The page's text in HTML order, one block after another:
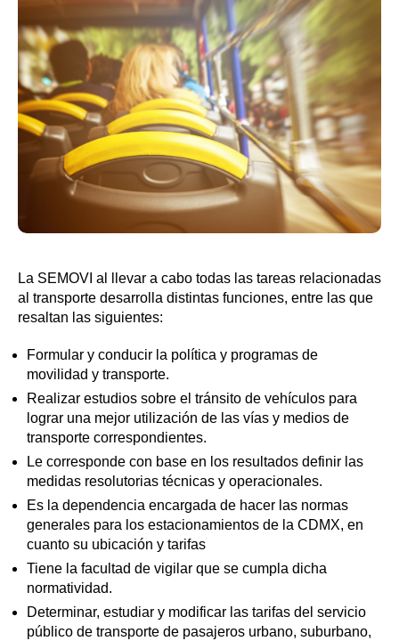
La SEMOVI al llevar a cabo todas las tareas relacionadas
al transporte desarrolla distintas funciones, entre las que
resaltan las siguientes:
Formular y conducir la política y programas de
movilidad y transporte.
Realizar estudios sobre el tránsito de vehículos para
lograr una mejor utilización de las vías y medios de
transporte correspondientes.
Le corresponde con base en los resultados definir las
medidas resolutorias técnicas y operacionales.
Es la dependencia encargada de hacer las normas
generales para los estacionamientos de la CDMX, en
cuanto su ubicación y tarifas
Tiene la facultad de vigilar que se cumpla dicha
normatividad.
Determinar, estudiar y modificar las tarifas del servicio
público de transporte de pasajeros urbano, suburbano,